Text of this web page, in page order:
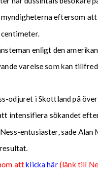
eftersom
centimeter.
enligt den
varelse som kan
odjuret i Skottland på
intensifiera sökandet
entusiaster, sade
attklicka här(länk till